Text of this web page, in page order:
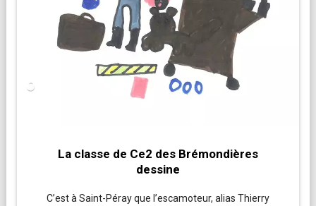
La classe de Ce2 des Brémondières
dessine
C’est à Saint-Péray que l’escamoteur, alias Thierry